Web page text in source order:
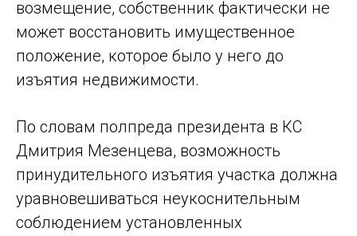
возмещение, собственник фактически не
может восстановить имущественное
положение, которое было у него до
изъятия недвижимости.
По словам полпреда президента в КС
Дмитрия Мезенцева, возможность
принудительного изъятия участка должна
уравновешиваться неукоснительным
соблюдением установленных